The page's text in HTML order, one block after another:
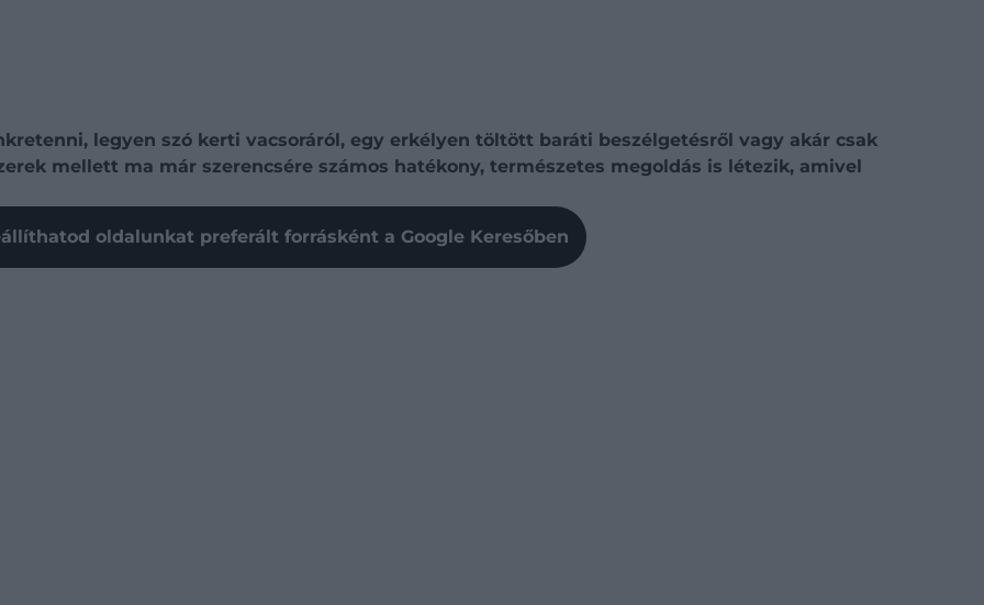
legyen szó kerti vacsoráról, egy erkélyen töltött baráti beszélgetésről vagy akár csak
mellett ma már szerencsére számos hatékony, természetes megoldás is létezik, amivel
oldalunkat preferált forrásként a Google Keresőben